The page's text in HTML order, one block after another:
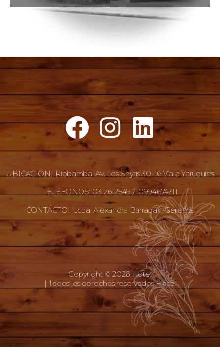
UBICACIÓN: Riobamba, Av. Los Shyris 30-16 Vía a Yaruquies
TELÉFONOS: 03 2612549 / 0994674711
CONTACTO: Lcda. Alexandra Barragán, Gerente
Copyright © 2026 Hotel
| Todos los derechos reservados Hotel